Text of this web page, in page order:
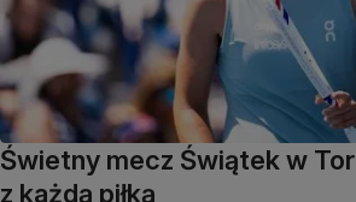
Świetny mecz Świątek w
z każdą piłką